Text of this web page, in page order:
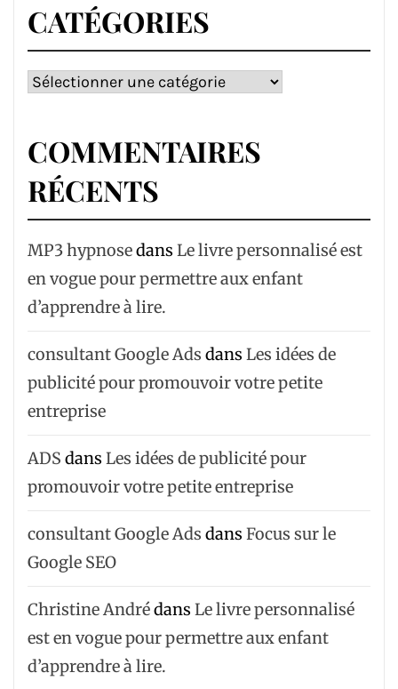
CATÉGORIES
Catégories
COMMENTAIRES
RÉCENTS
MP3 hypnosedans Le livre personnalisé est
en vogue pour permettre aux enfant
d’apprendre à lire.
consultant Google Ads dans Les idées de
publicité pour promouvoir votre petite
entreprise
ADS dans Les idées de publicité pour
promouvoir votre petite entreprise
consultant Google Ads dans Focus sur le
Google SEO
Christine Andrédans Le livre personnalisé
est en vogue pour permettre aux enfant
d’apprendre à lire.